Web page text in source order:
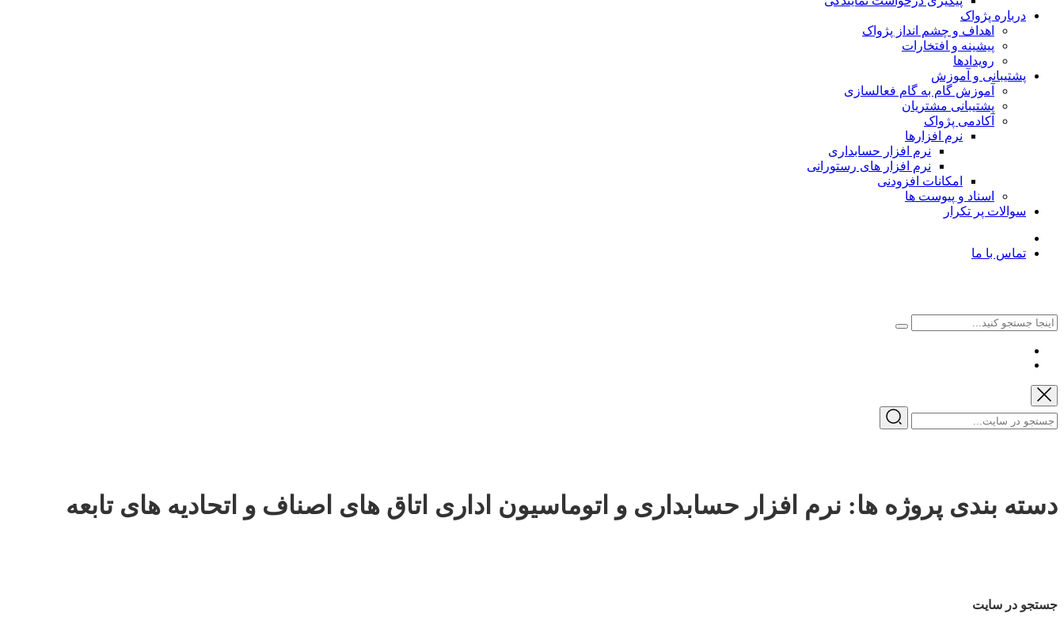
درباره پژواک
اهداف و چشم انداز پژواک
پیشینه و افتخارات
رویدادها
پشتیبانی و آموزش
آموزش گام به گام فعالسازی
پشتیبانی مشتریان
آکادمی پژواک
نرم افزارها
نرم افزار حسابداری
نرم افزار های رستورانی
امکانات افزودنی
اسناد و پیوست ها
سوالات پر تکرار
تماس با ما
دسته بندی پروژه ها: نرم افزار حسابداری و اتوماسیون اداری اتاق های اصناف و اتحادیه های تابعه
جستجو در سایت